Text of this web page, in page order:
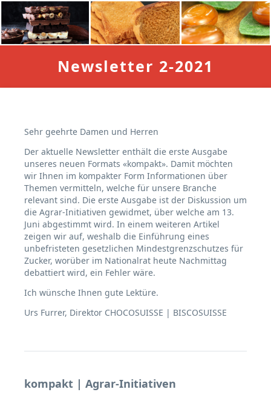
Newsletter 2-2021
Sehr geehrte Damen und Herren
Der aktuelle Newsletter enthält die erste Ausgabe
unseres neuen Formats «kompakt». Damit möchten
wir Ihnen im kompakter Form Informationen über
Themen vermitteln, welche für unsere Branche
relevant sind. Die erste Ausgabe ist der Diskussion um
die Agrar-Initiativen gewidmet, über welche am 13.
Juni abgestimmt wird. In einem weiteren Artikel
zeigen wir auf, weshalb die Einführung eines
unbefristeten gesetzlichen Mindestgrenzschutzes für
Zucker, worüber im Nationalrat heute Nachmittag
debattiert wird, ein Fehler wäre.
Ich wünsche Ihnen gute Lektüre.
Urs Furrer, Direktor CHOCOSUISSE | BISCOSUISSE
kompakt | Agrar-Initiativen